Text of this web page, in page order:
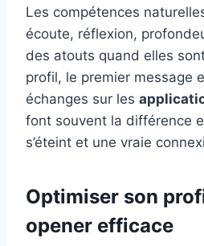
Les compétences
écoute, réflexion,
des atouts quand elles
profil, le premier message
échanges sur les
font souvent la différence
s’éteint et une vraie
Optimiser son
opener efficace